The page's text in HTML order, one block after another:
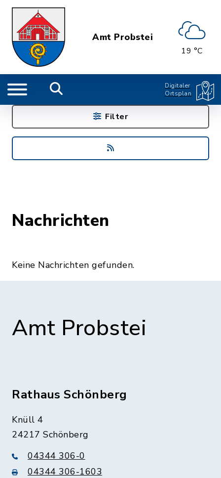
Amt Probstei
19 °C
Digitaler
Ortsplan
Nachrichten
Keine Nachrichten gefunden.
Filter
Amt Probstei
Rathaus Schönberg
Knüll 4
24217 Schönberg
04344 306-0
04344 306-1603